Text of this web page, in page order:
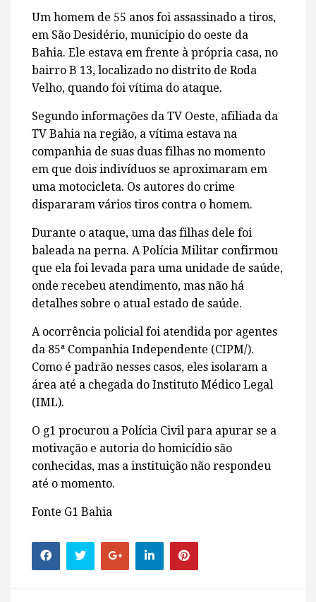
Um homem de 55 anos foi assassinado a tiros,
em São Desidério, município do oeste da
Bahia. Ele estava em frente à própria casa, no
bairro B 13, localizado no distrito de Roda
Velho, quando foi vítima do ataque.
Segundo informações da TV Oeste, afiliada da
TV Bahia na região, a vítima estava na
companhia de suas duas filhas no momento
em que dois indivíduos se aproximaram em
uma motocicleta. Os autores do crime
dispararam vários tiros contra o homem.
Durante o ataque, uma das filhas dele foi
baleada na perna. A Polícia Militar confirmou
que ela foi levada para uma unidade de saúde,
onde recebeu atendimento, mas não há
detalhes sobre o atual estado de saúde.
A ocorrência policial foi atendida por agentes
da 85ª Companhia Independente (CIPM/).
Como é padrão nesses casos, eles isolaram a
área até a chegada do Instituto Médico Legal
(IML).
O g1 procurou a Polícia Civil para apurar se a
motivação e autoria do homicídio são
conhecidas, mas a instituição não respondeu
até o momento.
Fonte G1 Bahia